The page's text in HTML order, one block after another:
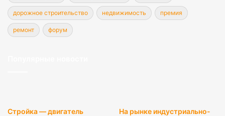
дорожное строительство недвижимость премия
ремонт форум
Стройка — двигатель
На рынке индустриально-